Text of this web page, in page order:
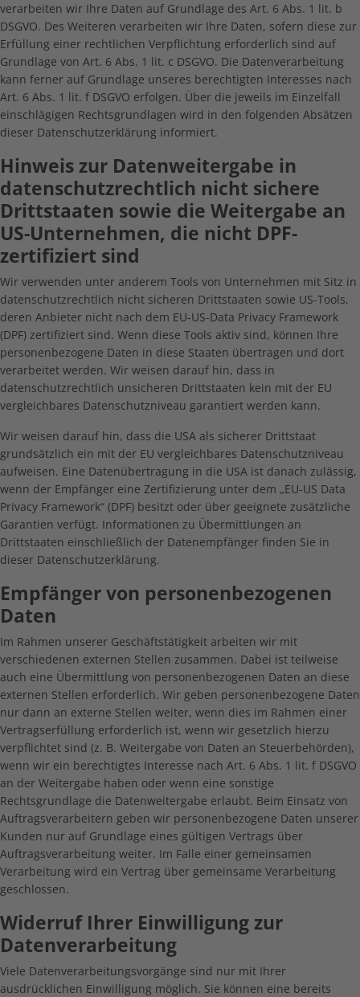
verarbeiten wir Ihre Daten auf Grundlage des Art. 6 Abs. 1 lit. b
DSGVO. Des Weiteren verarbeiten wir Ihre Daten, sofern diese zur
Erfüllung einer rechtlichen Verpflichtung erforderlich sind auf
Grundlage von Art. 6 Abs. 1 lit. c DSGVO. Die Datenverarbeitung
kann ferner auf Grundlage unseres berechtigten Interesses nach
Art. 6 Abs. 1 lit. f DSGVO erfolgen. Über die jeweils im Einzelfall
einschlägigen Rechtsgrundlagen wird in den folgenden Absätzen
dieser Datenschutzerklärung informiert.
Hinweis zur Datenweitergabe in
datenschutzrechtlich nicht sichere
Drittstaaten sowie die Weitergabe an
US-Unternehmen, die nicht DPF-
zertifiziert sind
Wir verwenden unter anderem Tools von Unternehmen mit Sitz in
datenschutzrechtlich nicht sicheren Drittstaaten sowie US-Tools,
deren Anbieter nicht nach dem EU-US-Data Privacy Framework
(DPF) zertifiziert sind. Wenn diese Tools aktiv sind, können Ihre
personenbezogene Daten in diese Staaten übertragen und dort
verarbeitet werden. Wir weisen darauf hin, dass in
datenschutzrechtlich unsicheren Drittstaaten kein mit der EU
vergleichbares Datenschutzniveau garantiert werden kann.
Wir weisen darauf hin, dass die USA als sicherer Drittstaat
grundsätzlich ein mit der EU vergleichbares Datenschutzniveau
aufweisen. Eine Datenübertragung in die USA ist danach zulässig,
wenn der Empfänger eine Zertifizierung unter dem „EU-US Data
Privacy Framework“ (DPF) besitzt oder über geeignete zusätzliche
Garantien verfügt. Informationen zu Übermittlungen an
Drittstaaten einschließlich der Datenempfänger finden Sie in
dieser Datenschutzerklärung.
Empfänger von personenbezogenen
Daten
Im Rahmen unserer Geschäftstätigkeit arbeiten wir mit
verschiedenen externen Stellen zusammen. Dabei ist teilweise
auch eine Übermittlung von personenbezogenen Daten an diese
externen Stellen erforderlich. Wir geben personenbezogene Daten
nur dann an externe Stellen weiter, wenn dies im Rahmen einer
Vertragserfüllung erforderlich ist, wenn wir gesetzlich hierzu
verpflichtet sind (z. B. Weitergabe von Daten an Steuerbehörden),
wenn wir ein berechtigtes Interesse nach Art. 6 Abs. 1 lit. f DSGVO
an der Weitergabe haben oder wenn eine sonstige
Rechtsgrundlage die Datenweitergabe erlaubt. Beim Einsatz von
Auftragsverarbeitern geben wir personenbezogene Daten unserer
Kunden nur auf Grundlage eines gültigen Vertrags über
Auftragsverarbeitung weiter. Im Falle einer gemeinsamen
Verarbeitung wird ein Vertrag über gemeinsame Verarbeitung
geschlossen.
Widerruf Ihrer Einwilligung zur
Datenverarbeitung
Viele Datenverarbeitungsvorgänge sind nur mit Ihrer
ausdrücklichen Einwilligung möglich. Sie können eine bereits